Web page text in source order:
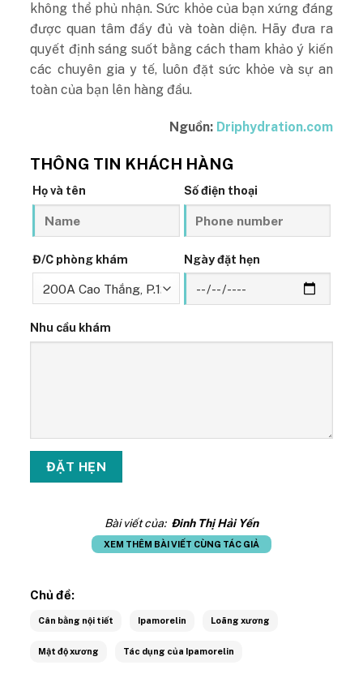
không thể phủ nhận. Sức khỏe của bạn xứng đáng
được quan tâm đầy đủ và toàn diện. Hãy đưa ra
quyết định sáng suốt bằng cách tham khảo ý kiến
các chuyên gia y tế, luôn đặt sức khỏe và sự an
toàn của bạn lên hàng đầu.
Nguồn: Driphydration.com
THÔNG TIN KHÁCH HÀNG
Họ và tên Số điện thoại
Đ/C phòng khám Ngày đặt hẹn
Nhu cầu khám
Bài viết của: Đinh Thị Hải Yến
XEM THÊM BÀI VIẾT CÙNG TÁC GIẢ
Chủ đề:
Cân bằng nội tiết Ipamorelin Loãng xương
Mật độ xương Tác dụng của Ipamorelin